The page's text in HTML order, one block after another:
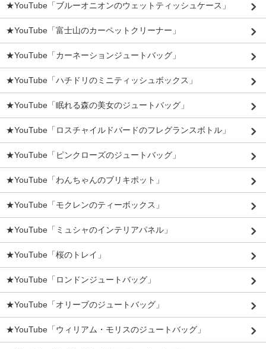
★YouTube「ブルーオニオンのウェットティッシュケース」
★YouTube「富士山のカーペットクリーナー」
★YouTube「カーネーションジュートバッグ」
★YouTube「ハチドリのミニティッシュボックス」
★YouTube「眠れる森の美女のジュートバッグ」
★YouTube「ロスチャイルドバードのフレグランスボトル」
★YouTube「ピンクローズのジュートバッグ」
★YouTube「わんちゃんのブリキポット」
★YouTube「モクレンのティーボックス」
★YouTube「ミュシャのインテリアパネル」
★YouTube「桜のトレイ」
★YouTube「ロンドンジュートバッグ」
★YouTube「オリーブのジュートバッグ」
★YouTube「ウィリアム・モリスのジュートバッグ」